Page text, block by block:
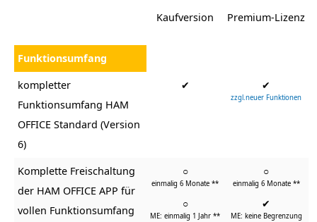
Kaufversion Premium-Lizenz
Funktionsumfang
kompletter
Funktionsumfang HAM
OFFICE Standard (Version
6)
✔ ✔
zzgl.neuer Funktionen
Komplette Freischaltung
der HAM OFFICE APP für
vollen Funktionsumfang
○
einmalig 6 Monate **
○
ME: einmalig 1 Jahr **
○
einmalig 6 Monate **
✔
ME: keine Begrenzung